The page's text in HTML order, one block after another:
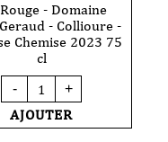
- Domaine
- Collioure -
Chemise 2023 75
cl
-
quantité
de
Vin
Rouge
+
AJOUTER